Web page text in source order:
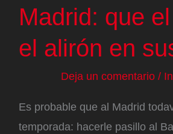
Madrid: que
el alirón en
Deja un comentario /
Es probable que al Madrid
temporada: hacerle pasillo al